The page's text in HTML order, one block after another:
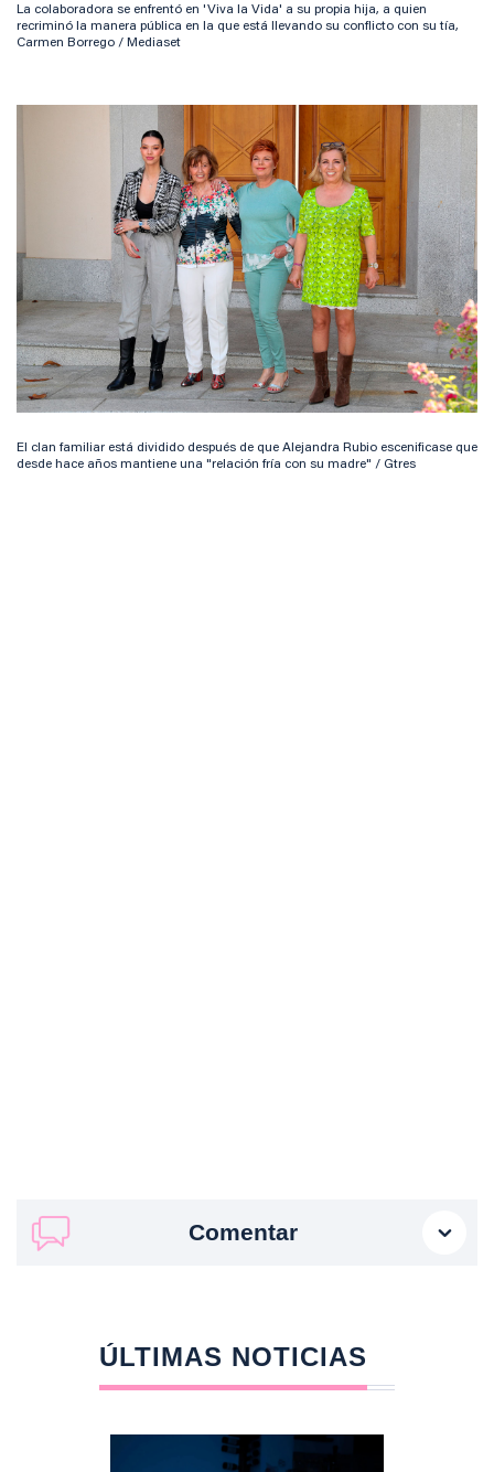
La colaboradora se enfrentó en 'Viva la Vida' a su propia hija, a quien
recriminó la manera pública en la que está llevando su conflicto con su tía,
Carmen Borrego / Mediaset
El clan familiar está dividido después de que Alejandra Rubio escenificase que
desde hace años mantiene una "relación fría con su madre" / Gtres
Comentar
ÚLTIMAS NOTICIAS